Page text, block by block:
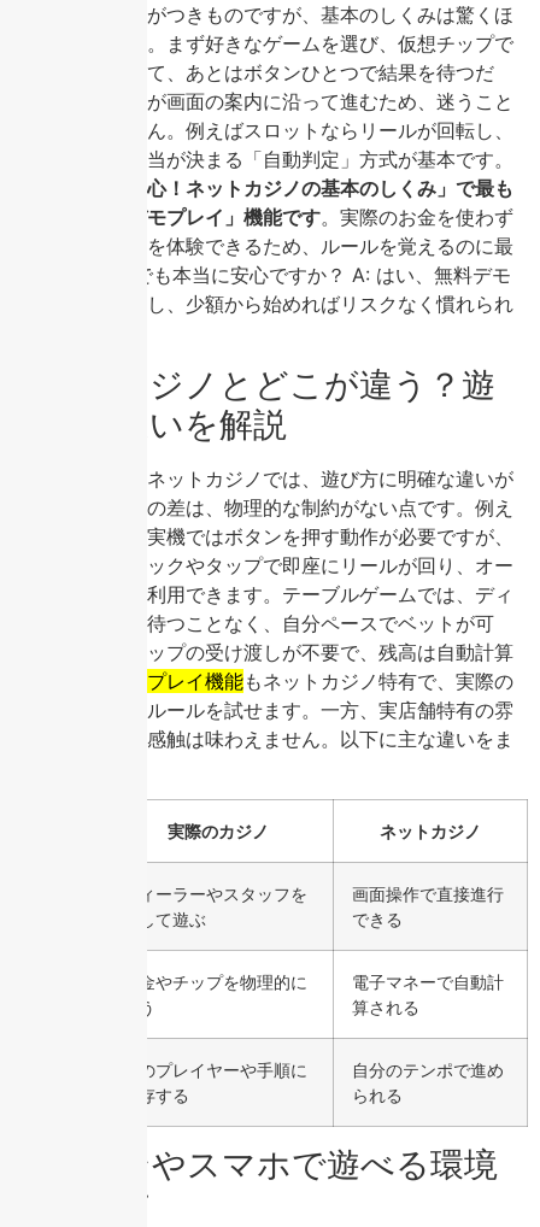
い」という不安がつきものですが、基本のしくみは驚くほ
どシンプルです。まず好きなゲームを選び、仮想チップで
賭け金を設定して、あとはボタンひとつで結果を待つだ
け。全ての動作が画面の案内に沿って進むため、迷うこと
はまずありません。例えばスロットならリールが回転し、
揃った絵柄で配当が決まる「自動判定」方式が基本です。
「初めてでも安心！ネットカジノの基本のしくみ」で最も
重要なのは「デモプレイ」機能です。実際のお金を使わず
にゲームの流れを体験できるため、ルールを覚えるのに最
適。Q: 初めてでも本当に安心ですか？ A: はい、無料デモ
で仕組みを確認し、少額から始めればリスクなく慣れられ
実際のカジノとどこが違う？遊
び方の違いを解説
実際のカジノとネットカジノでは、遊び方に明確な違いが
あります。最大の差は、物理的な制約がない点です。例え
ば、スロットは実機ではボタンを押す動作が必要ですが、
ネットではクリックやタップで即座にリールが回り、オー
トプレイ機能も利用できます。テーブルゲームでは、ディ
ーラーの進行を待つことなく、自分ペースでベットが可
能。さらに、チップの受け渡しが不要で、残高は自動計算
デモプレイ機能もネットカジノ特有で、実際の
資金を使わずにルールを試せます。一方、実店舗特有の雰
囲気やチップの感触は味わえません。以下に主な違いをま
実際のカジノ ネットカジノ
ディーラーやスタッフを
介して遊ぶ
画面操作で直接進行
できる
現金やチップを物理的に
扱う
電子マネーで自動計
算される
他のプレイヤーや手順に
依存する
自分のテンポで進め
られる
パソコンやスマホで遊べる環境
の選び方